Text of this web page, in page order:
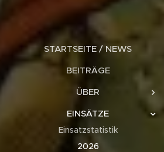
STARTSEITE / NEWS
BEITRÄGE
ÜBER
EINSÄTZE
Einsatzstatistik
2026